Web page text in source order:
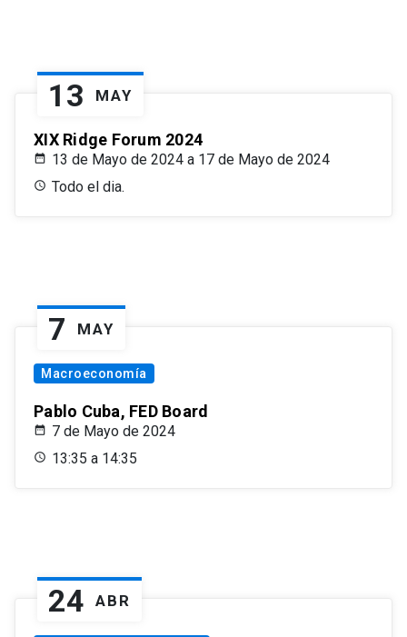
13 MAY
XIX Ridge Forum 2024
13 de Mayo de 2024 a 17 de Mayo de 2024
Todo el dia.
7 MAY
Macroeconomía
Pablo Cuba, FED Board
7 de Mayo de 2024
13:35 a 14:35
24 ABR